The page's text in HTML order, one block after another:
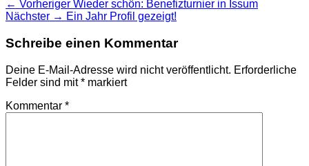
Beitragsnavigation
← Vorheriger Vorheriger
Beitrag:
Wieder schön: Benefizturnier in Issum
Nächster → Nächster
Ein Jahr Profil gezeigt!
Schreibe einen Kommentar
Deine E-Mail-Adresse wird nicht veröffentlicht. Erforderliche
Felder sind mit* markiert
Kommentar *